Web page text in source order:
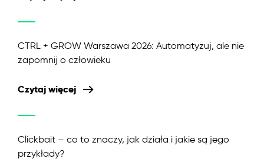
CTRL + GROW Warszawa 2026: Automatyzuj, ale nie
zapomnij o człowieku
Czytaj więcej
Clickbait – co to znaczy, jak działa i jakie są jego
przykłady?